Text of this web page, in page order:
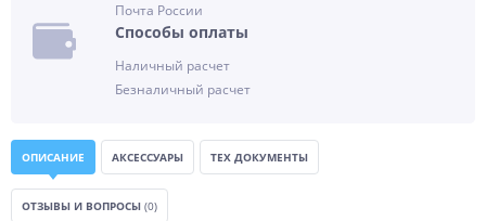
Почта России
Способы оплаты
Наличный расчет
Безналичный расчет
ОПИСАНИЕ АКСЕССУАРЫ ТЕХ ДОКУМЕНТЫ
ОТЗЫВЫ И ВОПРОСЫ (0)